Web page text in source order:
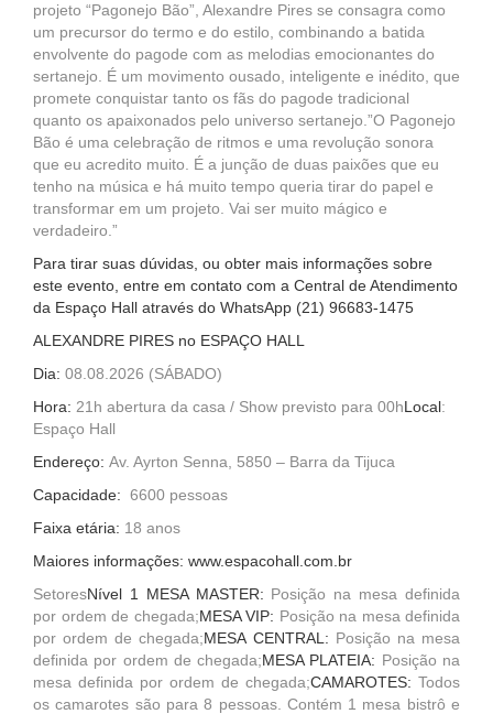
projeto “Pagonejo Bão”, Alexandre Pires se consagra como
um precursor do termo e do estilo, combinando a batida
envolvente do pagode com as melodias emocionantes do
sertanejo. É um movimento ousado, inteligente e inédito, que
promete conquistar tanto os fãs do pagode tradicional
quanto os apaixonados pelo universo sertanejo.”O Pagonejo
Bão é uma celebração de ritmos e uma revolução sonora
que eu acredito muito. É a junção de duas paixões que eu
tenho na música e há muito tempo queria tirar do papel e
transformar em um projeto. Vai ser muito mágico e
verdadeiro.”
Para tirar suas dúvidas, ou obter mais informações sobre
este evento, entre em contato com a Central de Atendimento
da Espaço Hall através do WhatsApp (21) 96683-1475
ALEXANDRE PIRES no ESPAÇO HALL
Dia: 08.08.2026 (SÁBADO)
Hora: 21h abertura da casa / Show previsto para 00hLocal:
Espaço Hall
Endereço: Av. Ayrton Senna, 5850 – Barra da Tijuca
Capacidade: 6600 pessoas
Faixa etária: 18 anos
Maiores informações: www.espacohall.com.br
SetoresNível 1 MESA MASTER: Posição na mesa definida
por ordem de chegada;MESA VIP: Posição na mesa definida
por ordem de chegada;MESA CENTRAL: Posição na mesa
definida por ordem de chegada;MESA PLATEIA: Posição na
mesa definida por ordem de chegada;CAMAROTES: Todos
os camarotes são para 8 pessoas. Contém 1 mesa bistrô e